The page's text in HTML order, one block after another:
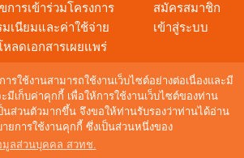
รใช้งานสามารถใช้งานเว็บไซต์อย่างต่อเนื่องและมี
มีเก็บค่าคุกกี้ เพื่อให้การใช้งานเว็บไซต์ของท่าน
นส่วนตัวมากขึ้น จึงขอให้ท่านรับรองว่าท่านได้อ่าน
ยการใช้งานคุกกี้ ซึ่งเป็นส่วนหนึ่งของ
ลส่วนบุคคล สวทช.
การเข้าร่วมโครงการ
มเนียมและค่าใช้จ่าย
หลดเอกสารเผยแพร่
สมัครสมาชิก
เข้าสู่ระบบ